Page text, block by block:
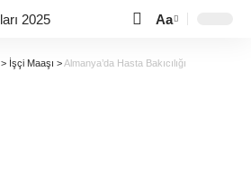
Aa
> İşçi Maaşı >Almanya’da Hasta Bakıcılığı